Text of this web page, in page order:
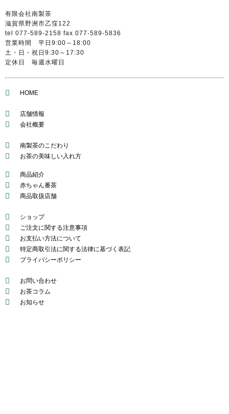
有限会社南製茶
滋賀県野洲市乙窪122
tel 077-589-2158 fax 077-589-5836
営業時間 平日9:00～18:00
土・日・祝日9:30～17:30
定休日 毎週水曜日
HOME
店舗情報
会社概要
南製茶のこだわり
お茶の美味しい入れ方
商品紹介
赤ちゃん番茶
商品取扱店舗
ショップ
ご注文に関する注意事項
お支払い方法について
特定商取引法に関する法律に基づく表記
プライバシーポリシー
お問い合わせ
お茶コラム
お知らせ